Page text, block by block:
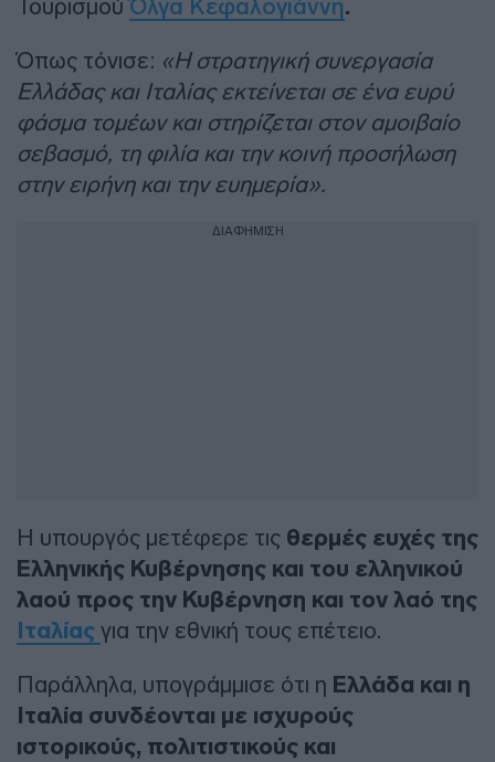
Τουρισμού Όλγα Κεφαλογιάννη.
Όπως τόνισε: «Η στρατηγική συνεργασία
Ελλάδας και Ιταλίας εκτείνεται σε ένα ευρύ
φάσμα τομέων και στηρίζεται στον αμοιβαίο
σεβασμό, τη φιλία και την κοινή προσήλωση
στην ειρήνη και την ευημερία».
ΔΙΑΦΗΜΙΣΗ
Η υπουργός μετέφερε τις θερμές ευχές της
Ελληνικής Κυβέρνησης και του ελληνικού
λαού προς την Κυβέρνηση και τον λαό της
Ιταλίας για την εθνική τους επέτειο.
Παράλληλα, υπογράμμισε ότι η Ελλάδα και η
Ιταλία συνδέονται με ισχυρούς
ιστορικούς, πολιτιστικούς και